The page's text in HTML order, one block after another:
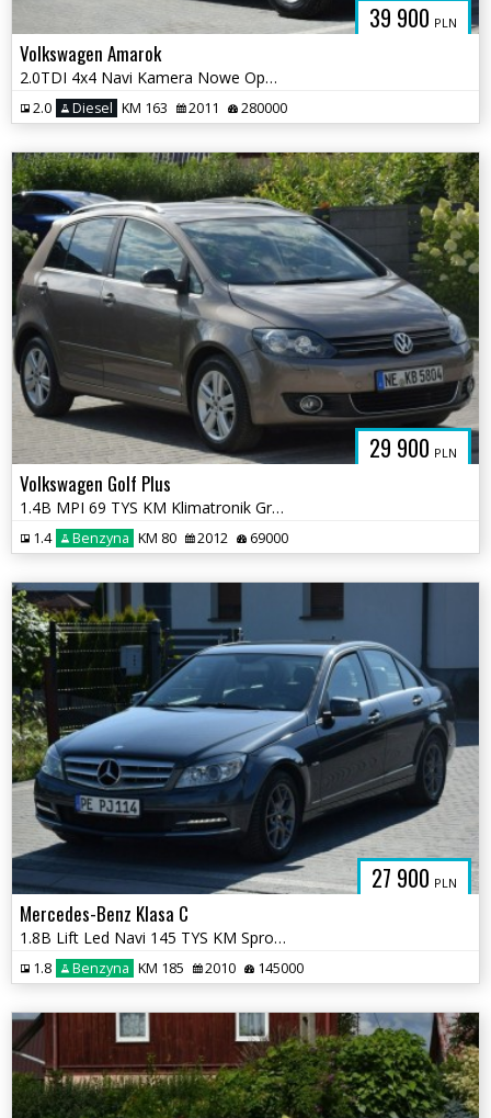
39 900 PLN
Volkswagen Amarok
2.0TDI 4x4 Navi Kamera Nowe Opony Sprowadzony Opłacony
2.0 Diesel KM 163 2011 280000
29 900 PLN
Volkswagen Golf Plus
1.4B MPI 69 TYS KM Klimatronik Grzane Fotele Sprowadzony
1.4 Benzyna KM 80 2012 69000
27 900 PLN
Mercedes-Benz Klasa C
1.8B Lift Led Navi 145 TYS KM Sprowadzony Opłacony
1.8 Benzyna KM 185 2010 145000